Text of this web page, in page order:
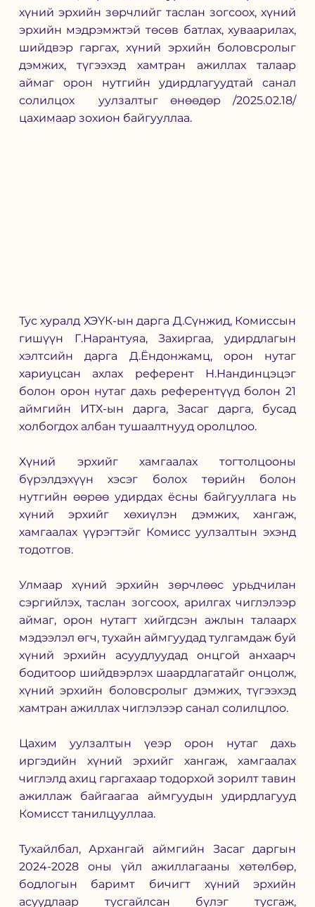
хүний эрхийн зөрчлийг таслан зогсоох, хүний
эрхийн мэдрэмжтэй төсөв батлах, хуваарилах,
шийдвэр гаргах, хүний эрхийн боловсролыг
дэмжих, түгээхэд хамтран ажиллах талаар
аймаг орон нутгийн удирдлагуудтай санал
солилцох  уулзалтыг өнөөдөр /2025.02.18/
цахимаар зохион байгууллаа.
Тус хуралд ХЭҮК-ын дарга Д.Сүнжид, Комиссын
гишүүн Г.Нарантуяа, Захиргаа, удирдлагын
хэлтсийн дарга Д.Ёндонжамц, орон нутаг
хариуцсан ахлах референт Н.Нандинцэцэг
болон орон нутаг дахь референтүүд болон 21
аймгийн ИТХ-ын дарга, Засаг дарга, бусад
холбогдох албан тушаалтнууд оролцлоо.
Хүний эрхийг хамгаалах тогтолцооны
бүрэлдэхүүн хэсэг болох төрийн болон
нутгийн өөрөө удирдах ёсны байгууллага нь
хүний эрхийг хөхиүлэн дэмжих, хангаж,
хамгаалах үүрэгтэйг Комисс уулзалтын эхэнд
тодотгов.
Улмаар хүний эрхийн зөрчлөөс урьдчилан
сэргийлэх, таслан зогсоох, арилгах чиглэлээр
аймаг, орон нутагт хийгдсэн ажлын талаарх
мэдээлэл өгч, тухайн аймгуудад тулгамдаж буй
хүний эрхийн асуудлуудад онцгой анхаарч
бодитоор шийдвэрлэх шаардлагатайг онцолж,
хүний эрхийн боловсролыг дэмжих, түгээхэд
хамтран ажиллах чиглэлээр санал солилцлоо.
Цахим уулзалтын үеэр орон нутаг дахь
иргэдийн хүний эрхийг хангаж, хамгаалах
чиглэлд ахиц гаргахаар тодорхой зорилт тавин
ажиллаж байгаагаа аймгуудын удирдлагууд
Комисст танилцууллаа.
Тухайлбал, Архангай аймгийн Засаг даргын
2024-2028 оны үйл ажиллагааны хөтөлбөр,
бодлогын баримт бичигт хүний эрхийн
асуудлаар тусгайлсан бүлэг тусгаж,